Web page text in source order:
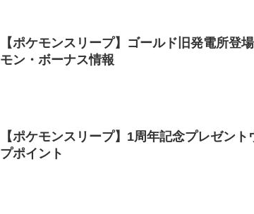
【ポケモンスリープ】ゴールド旧発電所登
モン・ボーナス情報
【ポケモンスリープ】1周年記念プレゼン
プポイント